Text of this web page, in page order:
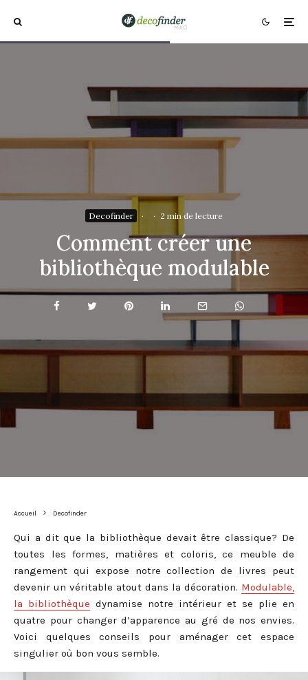
Decofinder · · 2 min de lecture
Comment créer une
bibliothèque modulable
Accueil Decofinder
Qui a dit que la bibliothèque devait être classique? De
toutes les formes, matières et coloris, ce meuble de
rangement qui expose notre collection de livres peut
devenir un véritable atout dans la décoration. Modulable,
la bibliothèque dynamise notre intérieur et se plie en
quatre pour changer d’apparence au gré de nos envies.
Voici quelques conseils pour aménager cet espace
singulier où bon vous semble.